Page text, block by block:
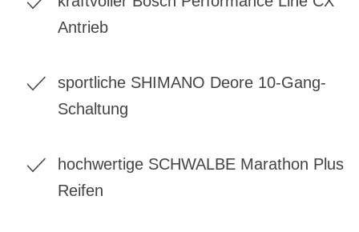
Antrieb
sportliche SHIMANO Deore 10-Gang-
Schaltung
hochwertige SCHWALBE Marathon Plus
Reifen